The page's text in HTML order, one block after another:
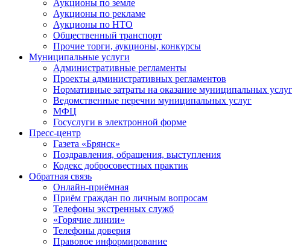
Аукционы по земле
Аукционы по рекламе
Аукционы по НТО
Общественный транспорт
Прочие торги, аукционы, конкурсы
Муниципальные услуги
Административные регламенты
Проекты административных регламентов
Нормативные затраты на оказание муниципальных услуг
Ведомственные перечни муниципальных услуг
МФЦ
Госуслуги в электронной форме
Пресс-центр
Газета «Брянск»
Поздравления, обращения, выступления
Кодекс добросовестных практик
Обратная связь
Онлайн-приёмная
Приём граждан по личным вопросам
Телефоны экстренных служб
«Горячие линии»
Телефоны доверия
Правовое информирование